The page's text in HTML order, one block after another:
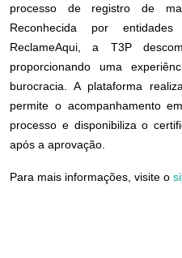
processo de registro de
Reconhecida por
ReclameAqui, a T3P
proporcionando uma
burocracia. A plataforma
permite o acompanhamento
processo e disponibiliza o
após a aprovação.
Para mais informações, visite o